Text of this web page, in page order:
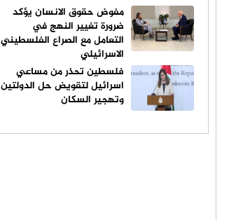
مفوض حقوق الانسان يؤكد
ضرورة تغيير النهج في
التعامل مع الصراع الفلسطيني
الاسرائيلي
فلسطين تحذر من مساعي
اسرائيل لتقويض حل الدولتين
وتهجير السكان